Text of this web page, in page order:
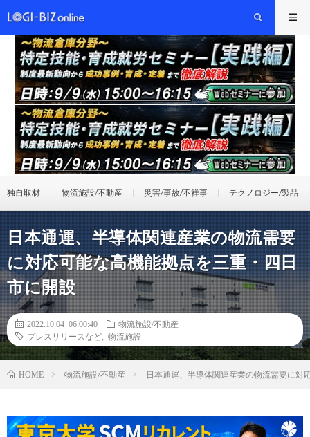
独自取材 物流施設/不動産 災害/事故/不祥事 テクノロジー/製品
日本通運、半導体関連産業の物流需要
に対応可能な高機能拠点を三重・四日
市に開設
2022.10.04 06:00:40
物流施設/不動産
プレスリリースなど
物流施設
HOME 物流施設/不動産 日本通運、半導体関連産業の物流需要に対